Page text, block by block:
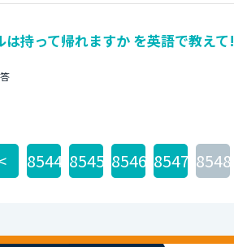
は持って帰れますか を英語で教えて!
8544 8545 8546 8547 8548